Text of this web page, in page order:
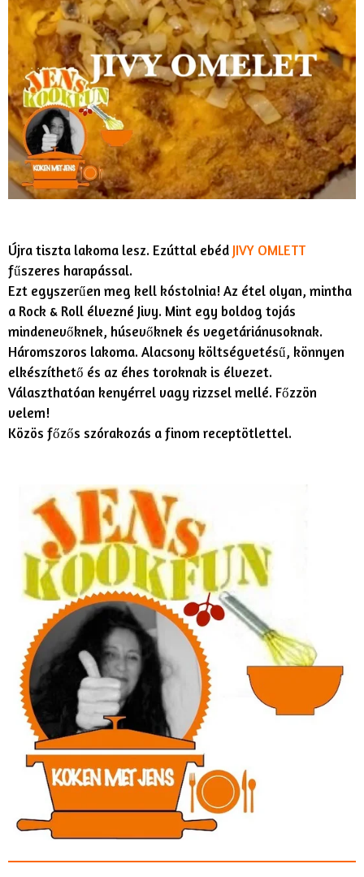
Újra tiszta lakoma lesz. Ezúttal ebéd JIVY OMLETT
fűszeres harapással.
Ezt egyszerűen meg kell kóstolnia! Az étel olyan, mintha
a Rock & Roll élvezné Jivy. Mint egy boldog tojás
mindenevőknek, húsevőknek és vegetáriánusoknak.
Háromszoros lakoma. Alacsony költségvetésű, könnyen
elkészíthető és az éhes toroknak is élvezet.
Választhatóan kenyérrel vagy rizzsel mellé. Főzzön
velem!
Közös főzős szórakozás a finom receptötlettel.